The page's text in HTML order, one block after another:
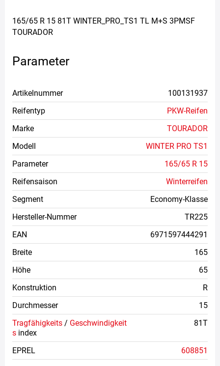
165/65 R 15 81T WINTER_PRO_TS1 TL M+S 3PMSF
TOURADOR
Parameter
Artikelnummer
100131937
Reifentyp
PKW-Reifen
Marke
TOURADOR
Modell
WINTER PRO TS1
Parameter
165/65 R 15
Reifensaison
Winterreifen
Segment
Economy-Klasse
Hersteller-Nummer
TR225
EAN
6971597444291
Breite
165
Höhe
65
Konstruktion
R
Durchmesser
15
Tragfähigkeits / Geschwindigkeit
s index
81T
EPREL 608851